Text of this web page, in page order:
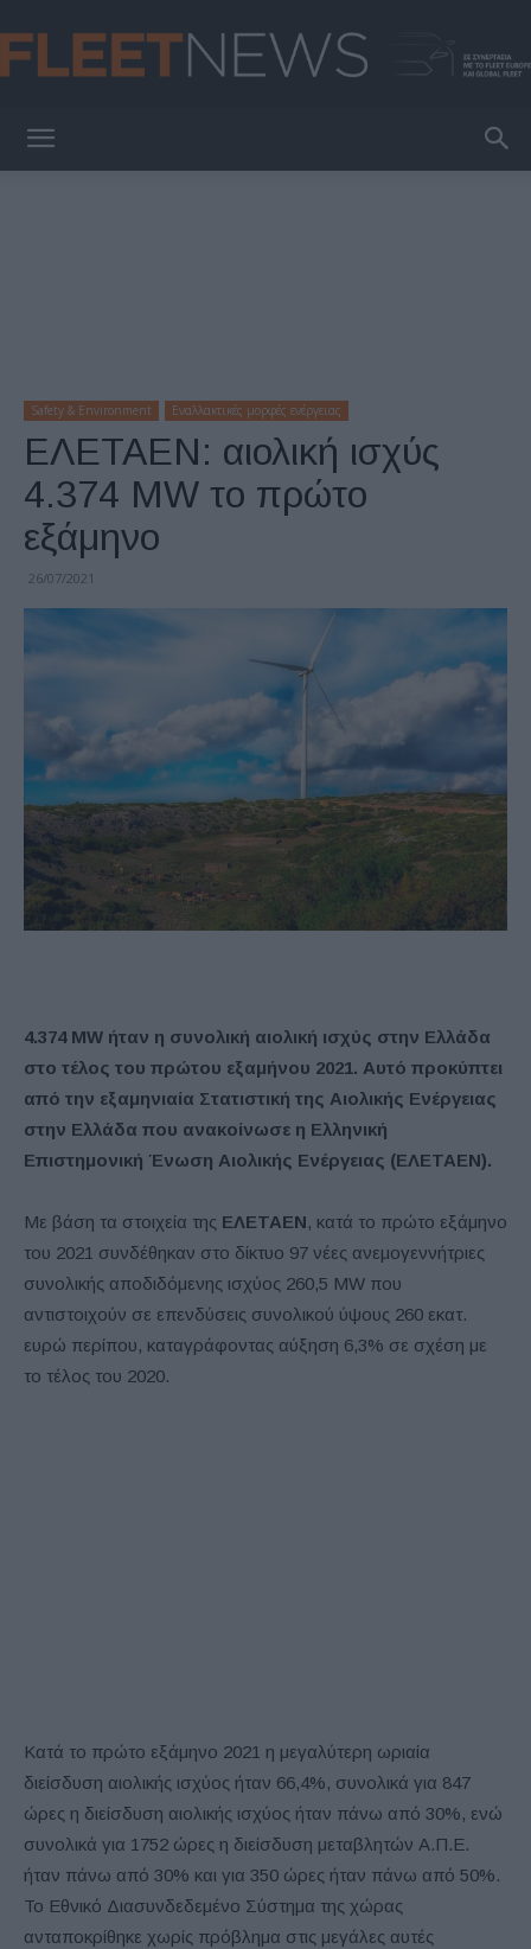
Safety & Environment Εναλλακτικές μορφές ενέργειας
ΕΛΕΤΑΕΝ: αιολική ισχύς
4.374 MW το πρώτο
εξάμηνο
26/07/2021
4.374 MW ήταν η συνολική αιολική ισχύς στην Ελλάδα
στο τέλος του πρώτου εξαμήνου 2021. Αυτό προκύπτει
από την εξαμηνιαία Στατιστική της Αιολικής Ενέργειας
στην Ελλάδα που ανακοίνωσε η Ελληνική
Επιστημονική Ένωση Αιολικής Ενέργειας (ΕΛΕΤΑΕΝ).
Με βάση τα στοιχεία της ΕΛΕΤΑΕΝ, κατά το πρώτο εξάμηνο
του 2021 συνδέθηκαν στο δίκτυο 97 νέες ανεμογεννήτριες
συνολικής αποδιδόμενης ισχύος 260,5 MW που
αντιστοιχούν σε επενδύσεις συνολικού ύψους 260 εκατ.
ευρώ περίπου, καταγράφοντας αύξηση 6,3% σε σχέση με
το τέλος του 2020.
Κατά το πρώτο εξάμηνο 2021 η μεγαλύτερη ωριαία
διείσδυση αιολικής ισχύος ήταν 66,4%, συνολικά για 847
ώρες η διείσδυση αιολικής ισχύος ήταν πάνω από 30%, ενώ
συνολικά για 1752 ώρες η διείσδυση μεταβλητών Α.Π.Ε.
ήταν πάνω από 30% και για 350 ώρες ήταν πάνω από 50%.
Το Εθνικό Διασυνδεδεμένο Σύστημα της χώρας
ανταποκρίθηκε χωρίς πρόβλημα στις μεγάλες αυτές